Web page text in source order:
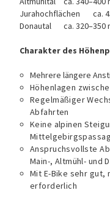
Jurahochflächen
ca.
Donautal
ca. 320–350
Charakter des
Mehrere längere
Höhenlagen
Regelmäßiger
Abfahrten
Keine alpinen
Anspruchsvollste
Main-, Altmühl- und
Mit E-Bike sehr gut,
erforderlich